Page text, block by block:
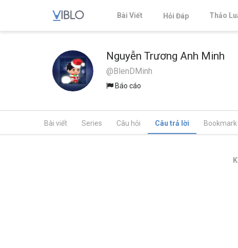
Bài Viết Hỏi Đáp Thảo
Nguyễn Trương Anh Minh
@BlenDMinh
Báo cáo
Bài viết Series Câu hỏi Câu trả lời Bookmark